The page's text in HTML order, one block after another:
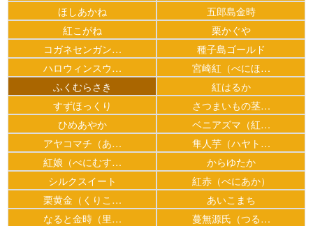
ほしあかね
五郎島金時
紅こがね
栗かぐや
コガネセンガン…
種子島ゴールド
ハロウィンスウ…
宮崎紅（べにほ…
ふくむらさき
紅はるか
すずほっくり
さつまいもの茎…
ひめあやか
ベニアズマ（紅…
アヤコマチ（あ…
隼人芋（ハヤト…
紅娘（べにむす…
からゆたか
シルクスイート
紅赤（べにあか）
栗黄金（くりこ…
あいこまち
なると金時（里…
蔓無源氏（つる…